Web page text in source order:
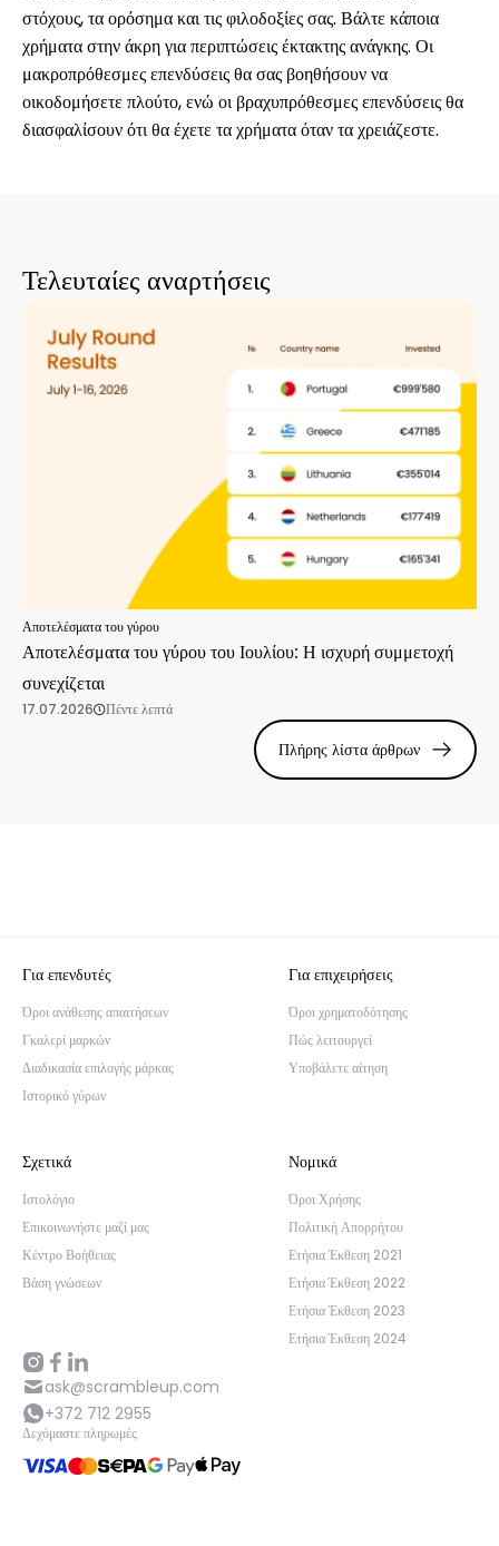
στόχους, τα ορόσημα και τις φιλοδοξίες σας. Βάλτε κάποια
χρήματα στην άκρη για περιπτώσεις έκτακτης ανάγκης. Οι
μακροπρόθεσμες επενδύσεις θα σας βοηθήσουν να
οικοδομήσετε πλούτο, ενώ οι βραχυπρόθεσμες επενδύσεις θα
διασφαλίσουν ότι θα έχετε τα χρήματα όταν τα χρειάζεστε.
Τελευταίες αναρτήσεις
Αποτελέσματα του γύρου
Αποτελέσματα του γύρου του Ιουλίου: Η ισχυρή συμμετοχή
συνεχίζεται
17.07.2026 Πέντε λεπτά
Πλήρης λίστα άρθρων
Για επενδυτές
Όροι ανάθεσης απαιτήσεων
Γκαλερί μαρκών
Διαδικασία επιλογής μάρκας
Ιστορικό γύρων
Για επιχειρήσεις
Όροι χρηματοδότησης
Πώς λειτουργεί
Υποβάλετε αίτηση
Σχετικά
Ιστολόγιο
Επικοινωνήστε μαζί μας
Κέντρο Βοήθειας
Βάση γνώσεων
Νομικά
Όροι Χρήσης
Πολιτική Απορρήτου
Ετήσια Έκθεση 2021
Ετήσια Έκθεση 2022
Ετήσια Έκθεση 2023
Ετήσια Έκθεση 2024
ask@scrambleup.com
+372 712 2955
Δεχόμαστε πληρωμές